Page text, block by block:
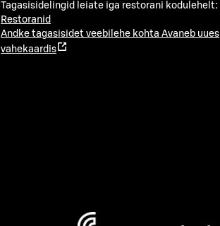
Tagasisidelingid leiate iga restorani kodulehelt:
Restoranid
Andke tagasisidet veebilehe kohta Avaneb uues
vahekaardis